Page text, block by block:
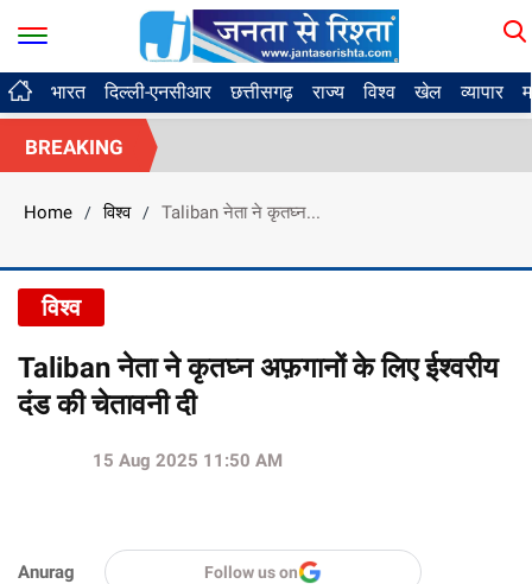
भारत दिल्ली-एनसीआर छत्तीसगढ़ राज्य विश्व खेल व्यापार
BREAKING
Home / विश्व / Taliban नेता ने कृतघ्न...
विश्व
Taliban नेता ने कृतघ्न अफ़गानों के लिए ईश्वरीय
दंड की चेतावनी दी
Anurag
15 Aug 2025 11:50 AM
Follow us on